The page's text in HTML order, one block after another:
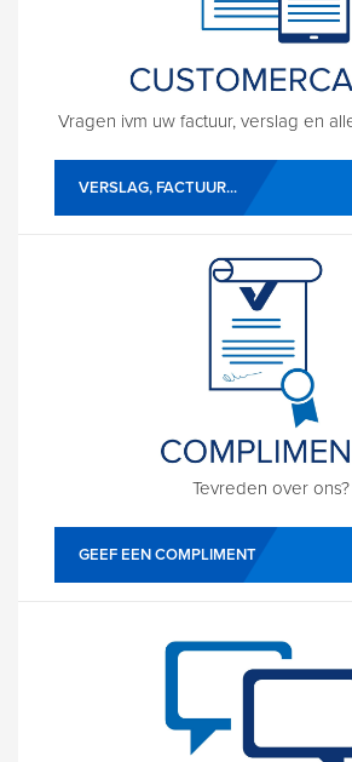
Vragen ivm uw factuur, verslag en
VERSLAG, FACTUUR...
Tevreden over ons?
GEEF EEN COMPLIMENT